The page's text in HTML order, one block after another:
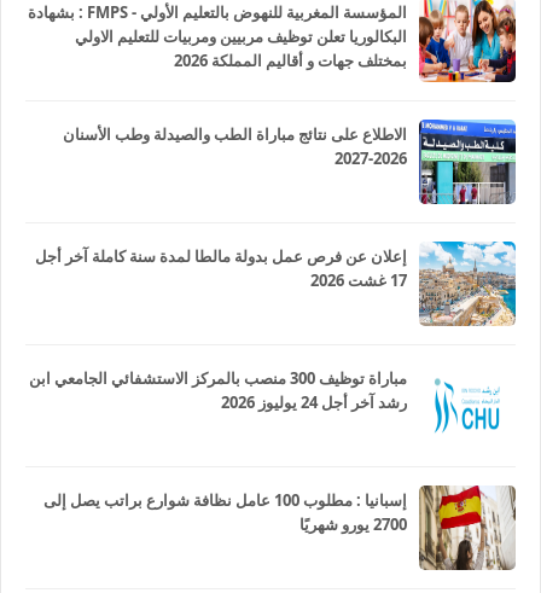
المؤسسة المغربية للنهوض بالتعليم الأولي - FMPS : بشهادة
البكالوريا تعلن توظيف مربيين ومربيات للتعليم الاولي
بمختلف جهات و أقاليم المملكة 2026
الاطلاع على نتائج مباراة الطب والصيدلة وطب الأسنان
2026-2027
إعلان عن فرص عمل بدولة مالطا لمدة سنة كاملة آخر أجل
17 غشت 2026
مباراة توظيف 300 منصب بالمركز الاستشفائي الجامعي ابن
رشد آخر أجل 24 يوليوز 2026
إسبانيا : مطلوب 100 عامل نظافة شوارع براتب يصل إلى
2700 يورو شهريًا